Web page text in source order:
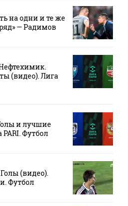
на одни и те же
— Радимов
(видео). Лига
и лучшие
Футбол
(видео).
Футбол